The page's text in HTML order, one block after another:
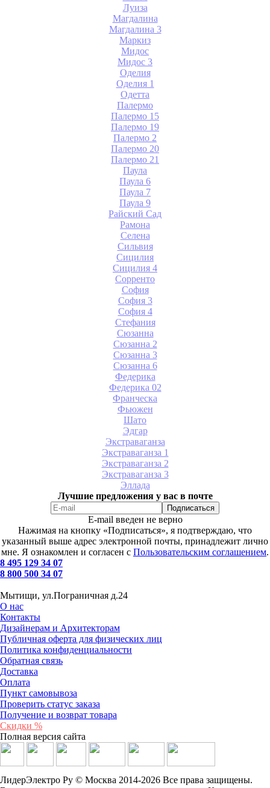
Луиза
Магдалина
Магдалина 3
Маркиз
Мидос
Мидос 3
Оделия
Оделия 1
Одетта
Палермо
Палермо 15
Палермо 19
Палермо 2
Палермо 20
Палермо 21
Паула
Паула 6
Паула 7
Паула 9
Райский Сад
Рамона
Селена
Сильвия
Сицилия
Сицилия 4
Сорренто
София
София 3
София 4
Стефания
Сюзанна
Сюзанна 2
Сюзанна 3
Сюзанна 6
Федерика
Федерика 02
Франческа
Фьюжен
Шато
Эдгар
Экстраваганза
Экстраваганза 1
Экстраваганза 2
Экстраваганза 3
Эллада
Лучшие предложения у вас в почте
E-mail введен не верно
Нажимая на кнопку «Подписаться», я подтверждаю, что
указанный выше адрес электронной почты, принадлежит лично
мне. Я ознакомлен и согласен с Пользовательским соглашением.
8 495 129 34 07
8 800 500 34 07
Мытищи, ул.Пограничная д.24
О нас
Контакты
Дизайнерам и Архитекторам
Публичная оферта для физических лиц
Политика конфиденциальности
Обратная связь
Доставка
Оплата
Пункт самовывоза
Проверить статус заказа
Получение и возврат товара
Скидки %
Полная версия сайта
ЛидерЭлектро Ру © Москва 2014-2026 Все права защищены.